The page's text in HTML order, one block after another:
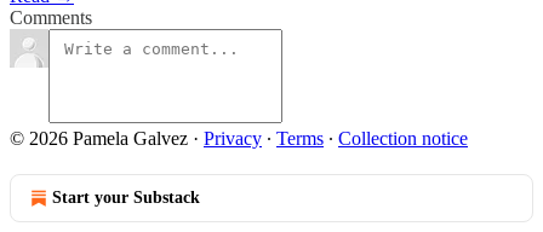
Comments
© 2026 Pamela Galvez · Privacy ∙ Terms ∙ Collection notice
Start your Substack